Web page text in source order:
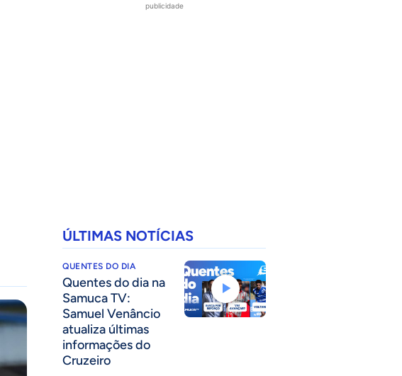
publicidade
ÚLTIMAS NOTÍCIAS
QUENTES DO DIA
Quentes do dia na
Samuca TV:
Samuel Venâncio
atualiza últimas
informações do
Cruzeiro